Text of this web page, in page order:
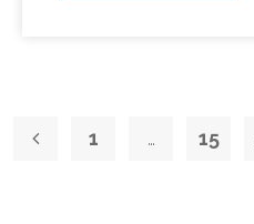
1 … 15